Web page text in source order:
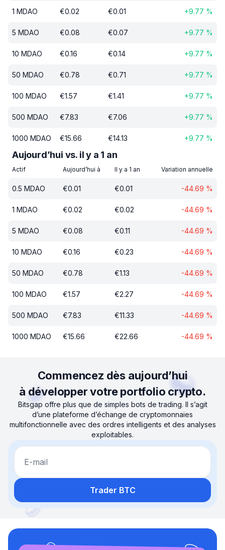
1 MDAO €0.02 €0.01 +9.77 %
5 MDAO €0.08 €0.07 +9.77 %
10 MDAO €0.16 €0.14 +9.77 %
50 MDAO €0.78 €0.71 +9.77 %
100 MDAO €1.57 €1.41 +9.77 %
500 MDAO €7.83 €7.06 +9.77 %
1000 MDAO €15.66 €14.13 +9.77 %
Aujourd’hui vs. il y a 1 an
Actif Aujourd’hui à Il y a 1 an Variation annuelle
0.5 MDAO €0.01 €0.01 -44.69 %
1 MDAO €0.02 €0.02 -44.69 %
5 MDAO €0.08 €0.11 -44.69 %
10 MDAO €0.16 €0.23 -44.69 %
50 MDAO €0.78 €1.13 -44.69 %
100 MDAO €1.57 €2.27 -44.69 %
500 MDAO €7.83 €11.33 -44.69 %
1000 MDAO €15.66 €22.66 -44.69 %
Commencez dès aujourd’hui
à développer votre portfolio crypto.
Bitsgap offre plus que de simples bots de trading. Il s’agit
d’une plateforme d’échange de cryptomonnaies
multifonctionnelle avec des ordres intelligents et des analyses
exploitables.
E-mail
Trader BTC